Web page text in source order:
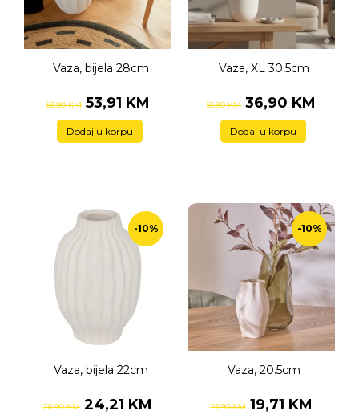
Vaza, bijela 28cm
59,90 KM 53,91 KM
Dodaj u korpu
Vaza, XL 30,5cm
51,90 KM 36,90 KM
Dodaj u korpu
-10%
Vaza, bijela 22cm
26,90 KM 24,21 KM
-10%
Vaza, 20.5cm
21,90 KM 19,71 KM